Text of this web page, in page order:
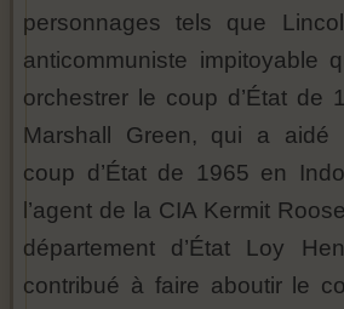
personnages tels que
anticommuniste impitoyable
orchestrer le coup d’État de
Marshall Green, qui a aidé
coup d’État de 1965 en
l’agent de la CIA Kermit
département d’État Loy
contribué à faire aboutir le